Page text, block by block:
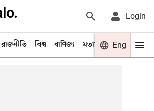
Login
রাজনীতি বিশ্ব বাণিজ্য মতামত খেলা
Eng